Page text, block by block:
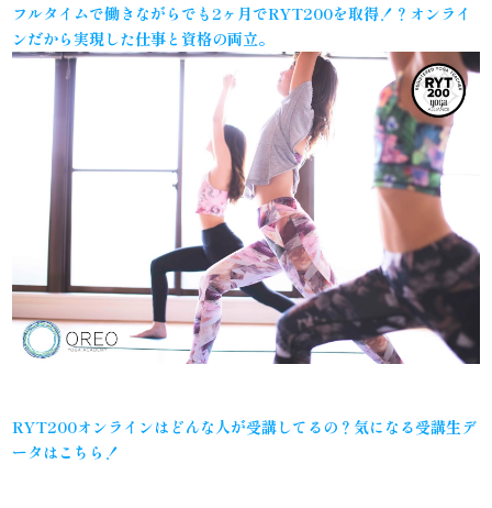
フルタイムで働きながらでも2ヶ月でRYT200を取得！？オンライ
ンだから実現した仕事と資格の両立。
RYT200オンラインはどんな人が受講してるの？気になる受講生デ
ータはこちら！